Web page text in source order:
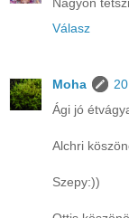
Válasz
Moha
Ági jó
Alchri
Szepy:))